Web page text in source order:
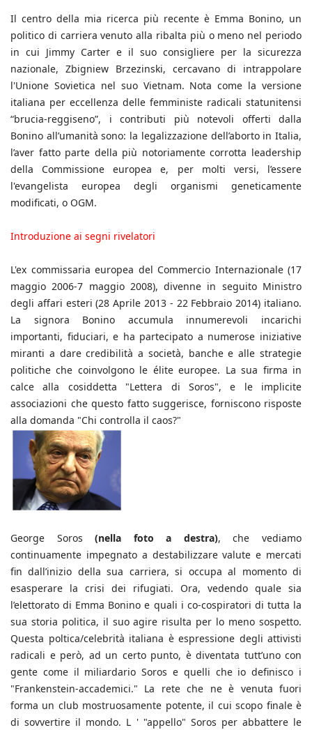
Il centro della mia ricerca più recente è Emma Bonino, un
politico di carriera venuto alla ribalta più o meno nel periodo
in cui Jimmy Carter e il suo consigliere per la sicurezza
nazionale, Zbigniew Brzezinski, cercavano di intrappolare
l'Unione Sovietica nel suo Vietnam. Nota come la versione
italiana per eccellenza delle femministe radicali statunitensi
“brucia-reggiseno”, i contributi più notevoli offerti dalla
Bonino all’umanità sono: la legalizzazione dell’aborto in Italia,
l’aver fatto parte della più notoriamente corrotta leadership
della Commissione europea e, per molti versi, l’essere
l'evangelista europea degli organismi geneticamente
modificati, o OGM.
Introduzione ai segni rivelatori
L'ex commissaria europea del Commercio Internazionale (17
maggio 2006-7 maggio 2008), divenne in seguito Ministro
degli affari esteri (28 Aprile 2013 - 22 Febbraio 2014) italiano.
La signora Bonino accumula innumerevoli incarichi
importanti, fiduciari, e ha partecipato a numerose iniziative
miranti a dare credibilità a società, banche e alle strategie
politiche che coinvolgono le élite europee. La sua firma in
calce alla cosiddetta "Lettera di Soros", e le implicite
associazioni che questo fatto suggerisce, forniscono risposte
alla domanda "Chi controlla il caos?"
George Soros(nella foto a destra), che vediamo
continuamente impegnato a destabilizzare valute e mercati
fin dall’inizio della sua carriera, si occupa al momento di
esasperare la crisi dei rifugiati. Ora, vedendo quale sia
l’elettorato di Emma Bonino e quali i co-cospiratori di tutta la
sua storia politica, il suo agire risulta per lo meno sospetto.
Questa poltica/celebrità italiana è espressione degli attivisti
radicali e però, ad un certo punto, è diventata tutt’uno con
gente come il miliardario Soros e quelli che io definisco i
"Frankenstein-accademici." La rete che ne è venuta fuori
forma un club mostruosamente potente, il cui scopo finale è
di sovvertire il mondo. L ' "appello" Soros per abbattere le